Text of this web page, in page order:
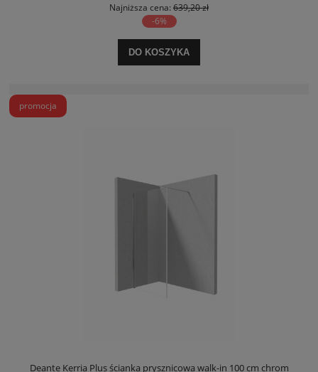
Najniższa cena: 639,20 zł
-6%
DO KOSZYKA
Deante Kerria Plus ścianka prysznicowa walk-in 100 cm chrom
promocja